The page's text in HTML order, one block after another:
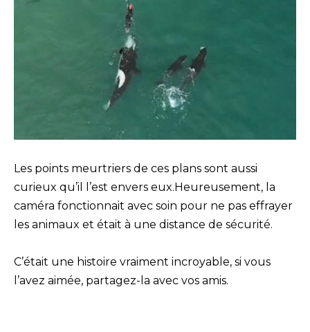
Les points meurtriers de ces plans sont aussi
curieux qu’il l’est envers eux.Heureusement, la
caméra fonctionnait avec soin pour ne pas effrayer
les animaux et était à une distance de sécurité.
C’était une histoire vraiment incroyable, si vous
l’avez aimée, partagez-la avec vos amis.